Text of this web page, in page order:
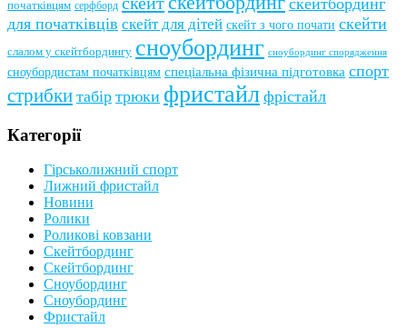
початківцям серфборд
скейтбординг
для початківців скейт для дітей скейт з чого почати скейти
слалом у скейтбордингу сноубординг сноубординг спорядження
сноубордистам початківцям спеціальна фізична підготовка спорт
стрибки табір трюки фристайл фрістайл
Категорії
Гірськолижний спорт
Лижний фристайл
Новини
Ролики
Роликові ковзани
Скейтбординг
Скейтбординг
Сноубординг
Сноубординг
Фристайл